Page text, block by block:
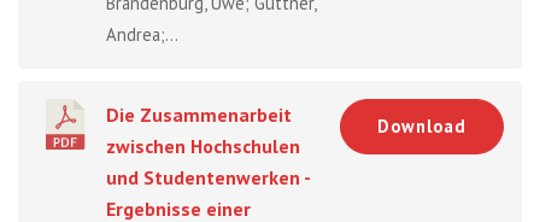
Andrea;...
Die Zusammenarbeit
zwischen Hochschulen
und Studentenwerken -
Ergebnisse einer
Download